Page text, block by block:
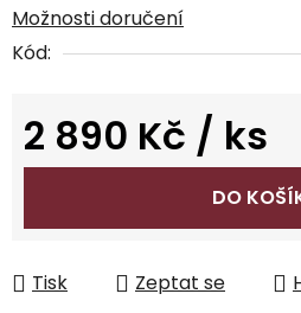
Možnosti doručení
Kód:
2 890 Kč / ks
Měrná cena:
DO
Tisk Zeptat se